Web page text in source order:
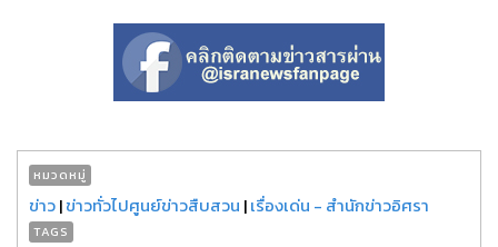
หมวดหมู่
ข่าว|ข่าวทั่วไปศูนย์ข่าวสืบสวน |เรื่องเด่น - สำนักข่าวอิศรา
TAGS